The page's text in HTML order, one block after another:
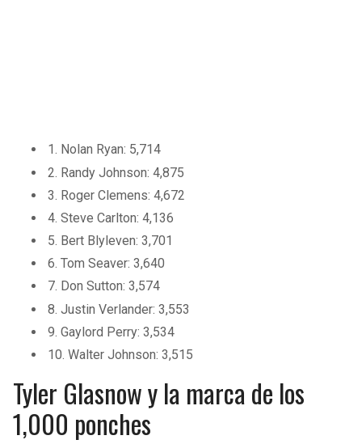
1. Nolan Ryan: 5,714
2. Randy Johnson: 4,875
3. Roger Clemens: 4,672
4. Steve Carlton: 4,136
5. Bert Blyleven: 3,701
6. Tom Seaver: 3,640
7. Don Sutton: 3,574
8. Justin Verlander: 3,553
9. Gaylord Perry: 3,534
10. Walter Johnson: 3,515
Tyler Glasnow y la marca de los
1,000 ponches